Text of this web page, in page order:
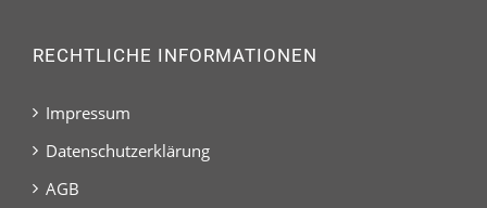
RECHTLICHE INFORMATIONEN
Impressum
Datenschutzerklärung
AGB